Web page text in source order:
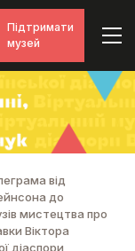
Підтримати
музей
від
до
мистецтва про
Віктора
діаспори